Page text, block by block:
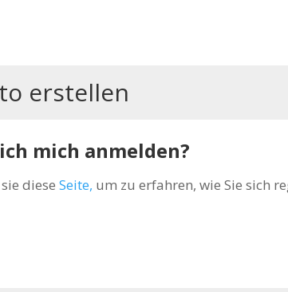
erstellen
mich anmelden?
dieseSeite, um zu erfahren, wie Sie sich